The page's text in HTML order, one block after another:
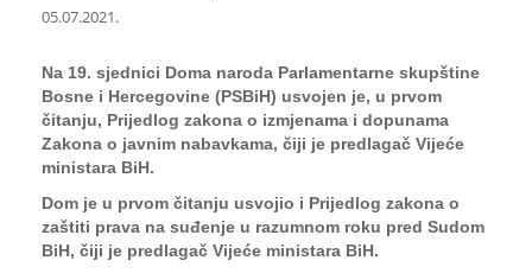
05.07.2021.
Na 19. sjednici Doma naroda Parlamentarne skupštine
Bosne i Hercegovine (PSBiH) usvojen je, u prvom
čitanju, Prijedlog zakona o izmjenama i dopunama
Zakona o javnim nabavkama, čiji je predlagač Vijeće
ministara BiH.
Dom je u prvom čitanju usvojio i Prijedlog zakona o
zaštiti prava na suđenje u razumnom roku pred Sudom
BiH, čiji je predlagač Vijeće ministara BiH.